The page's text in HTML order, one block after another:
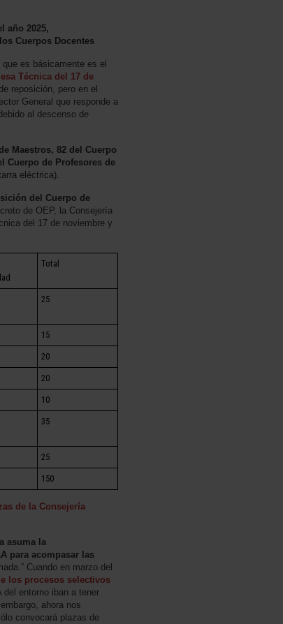
año 2025,
Cuerpos Docentes
que es básicamente es el
Técnica del 17 de
reposición, pero en el
General que responde a
al descenso de
Maestros, 82 del Cuerpo
Cuerpo de Profesores de
eléctrica).
del Cuerpo de
de OEP, la Consejería
del 17 de noviembre y
Total
25
15
20
20
10
35
25
150
de la Consejería
asuma la
para acompasar las
Cuando en marzo del
los procesos selectivos
entorno iban a tener
ahora nos
convocará plazas de